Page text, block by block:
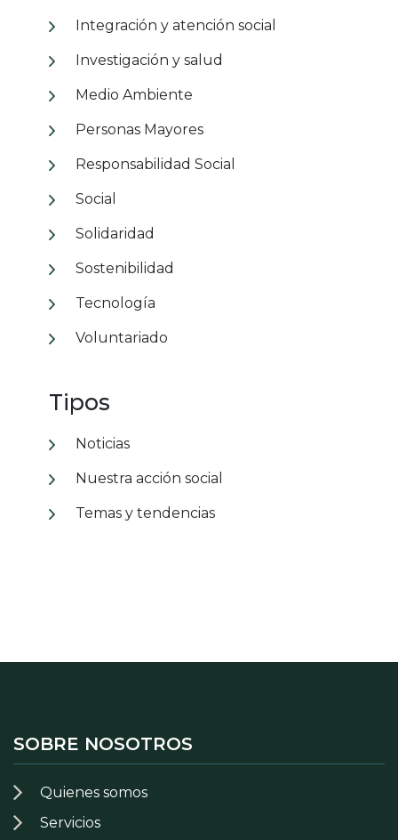
Integración y atención social
Investigación y salud
Medio Ambiente
Personas Mayores
Responsabilidad Social
Social
Solidaridad
Sostenibilidad
Tecnología
Voluntariado
Tipos
Noticias
Nuestra acción social
Temas y tendencias
SOBRE NOSOTROS
Quienes somos
Servicios